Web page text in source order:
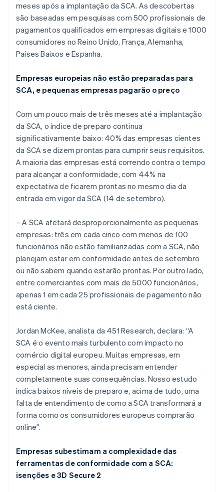
Stripe Sessions 2026
Veja como a Stripe está construindo a infraestrutura
Assista agora
Parceiros
Stripe App Marketplace
meses após a implantação da SCA. As descobertas
são baseadas em pesquisas com 500 profissionais de
pagamentos qualificados em empresas digitais e 1000
consumidores no Reino Unido, França, Alemanha,
Países Baixos e Espanha.
Empresas europeias não estão preparadas para
SCA, e pequenas empresas pagarão o preço
Com um pouco mais de três meses até a implantação
da SCA, o índice de preparo continua
significativamente baixo: 40% das empresas cientes
da SCA se dizem prontas para cumprir seus requisitos.
A maioria das empresas está correndo contra o tempo
para alcançar a conformidade, com 44% na
expectativa de ficarem prontas no mesmo dia da
entrada em vigor da SCA (14 de setembro).
– A SCA afetará desproporcionalmente as pequenas
empresas: três em cada cinco com menos de 100
funcionários não estão familiarizadas com a SCA, não
planejam estar em conformidade antes de setembro
ou não sabem quando estarão prontas. Por outro lado,
entre comerciantes com mais de 5000 funcionários,
apenas 1 em cada 25 profissionais de pagamento não
está ciente.
Jordan McKee, analista da 451 Research, declara: “A
SCA é o evento mais turbulento com impacto no
comércio digital europeu. Muitas empresas, em
especial as menores, ainda precisam entender
completamente suas consequências. Nosso estudo
indica baixos níveis de preparo e, acima de tudo, uma
falta de entendimento de como a SCA transformará a
forma como os consumidores europeus comprarão
online”.
Empresas subestimam a complexidade das
ferramentas de conformidade com a SCA:
isenções e 3D Secure 2